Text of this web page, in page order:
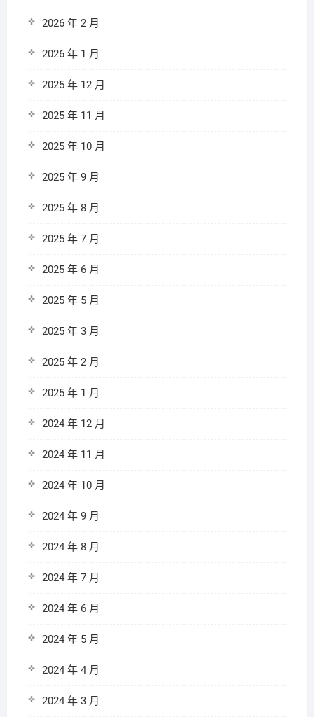
2026 年 2 月
2026 年 1 月
2025 年 12 月
2025 年 11 月
2025 年 10 月
2025 年 9 月
2025 年 8 月
2025 年 7 月
2025 年 6 月
2025 年 5 月
2025 年 3 月
2025 年 2 月
2025 年 1 月
2024 年 12 月
2024 年 11 月
2024 年 10 月
2024 年 9 月
2024 年 8 月
2024 年 7 月
2024 年 6 月
2024 年 5 月
2024 年 4 月
2024 年 3 月